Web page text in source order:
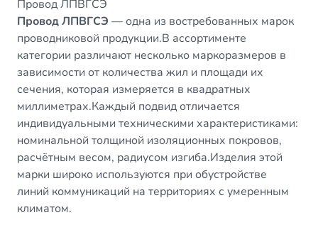
Провод ЛПВГСЭ
Провод ЛПВГСЭ — одна из востребованных марок
проводниковой продукции.В ассортименте
категории различают несколько маркоразмеров в
зависимости от количества жил и площади их
сечения, которая измеряется в квадратных
миллиметрах.Каждый подвид отличается
индивидуальными техническими характеристиками:
номинальной толщиной изоляционных покровов,
расчётным весом, радиусом изгиба.Изделия этой
марки широко используются при обустройстве
линий коммуникаций на территориях с умеренным
климатом.